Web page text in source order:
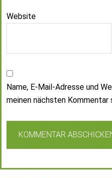
Website
Name, E-Mail-Adresse und
meinen nächsten Kommentar